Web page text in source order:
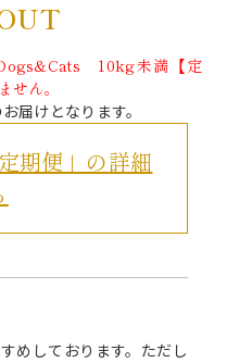
10kg未満【定
ん。
届けとなります。
期便」の詳細
めしております。ただし